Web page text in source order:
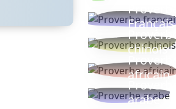
Proverbe
Français
Proverbe
chinois
Proverbe
africain
Proverbe
arabe